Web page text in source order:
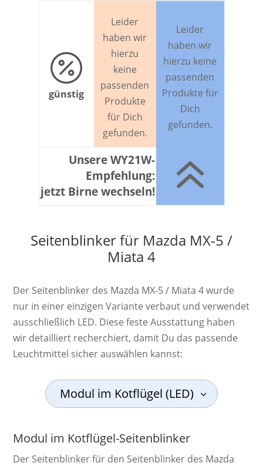

günstig
Leider
haben wir
hierzu
keine
passenden
Produkte
für Dich
gefunden.
Leider
haben wir
hierzu keine
passenden
Produkte für
Dich
gefunden.
Unsere WY21W-
Empfehlung:
jetzt Birne wechseln!
6
Seitenblinker für Mazda MX-5 /
Miata 4
Der Seitenblinker des Mazda MX-5 / Miata 4 wurde
nur in einer einzigen Variante verbaut und verwendet
ausschließlich LED. Diese feste Ausstattung haben
wir detailliert recherchiert, damit Du das passende
Leuchtmittel sicher auswählen kannst:
Modul im Kotflügel (LED)
Modul im Kotflügel-Seitenblinker
Der Seiten­blin­ker für den Seitenblinker des Mazda